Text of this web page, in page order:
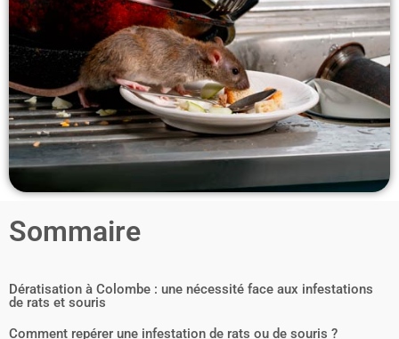
Sommaire
Dératisation à Colombe : une nécessité face aux infestations
de rats et souris
Comment repérer une infestation de rats ou de souris ?